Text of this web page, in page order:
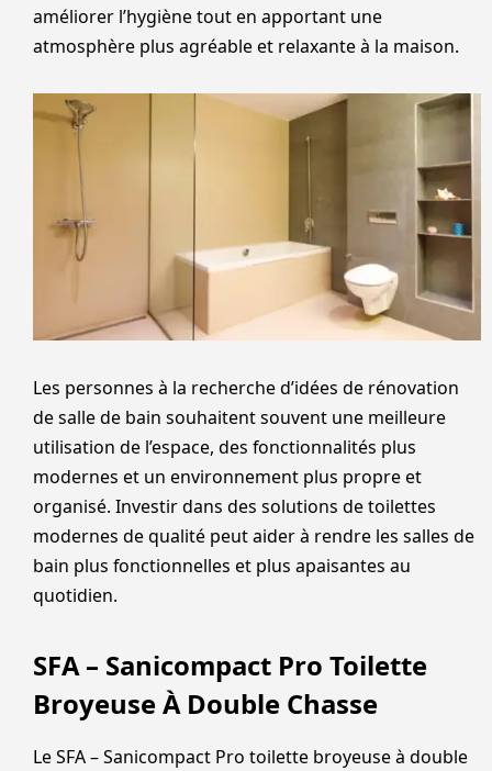
améliorer l’hygiène tout en apportant une
atmosphère plus agréable et relaxante à la maison.
Les personnes à la recherche d’idées de rénovation
de salle de bain souhaitent souvent une meilleure
utilisation de l’espace, des fonctionnalités plus
modernes et un environnement plus propre et
organisé. Investir dans des solutions de toilettes
modernes de qualité peut aider à rendre les salles de
bain plus fonctionnelles et plus apaisantes au
quotidien.
SFA – Sanicompact Pro Toilette
Broyeuse À Double Chasse
Le SFA – Sanicompact Pro toilette broyeuse à double